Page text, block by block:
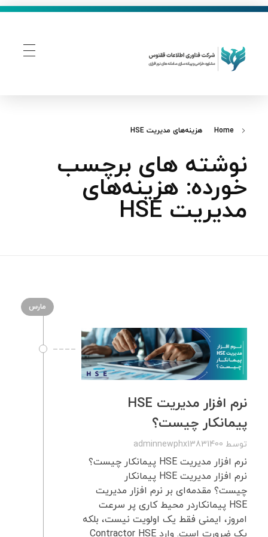
Home هزینه‌های مدیریت HSE
نوشته های برچسب
خورده: هزینه‌های
مدیریت HSE
مارس
نرم افزار مدیریت HSE
پیمانکار چیست؟
توسط adminnewphx13831400
نرم افزار مدیریت HSE پیمانکار چیست؟
نرم افزار مدیریت HSE پیمانکار
چیست؟ مقدمه‌ای بر نرم افزار مدیریت
HSE پیمانکاردر محیط کاری پر سرعت
امروز، ایمنی فقط یک اولویت نیست، بلکه
یک ضرورت است. وارد Contractor HSE